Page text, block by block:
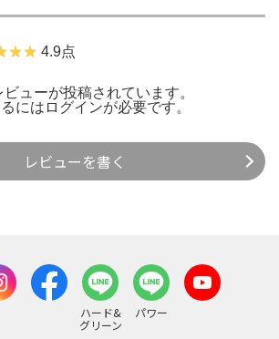
4.9点
ューが投稿されています。
には ログインが必要です。
レビューを書く
ハード&
グリーン
パワー